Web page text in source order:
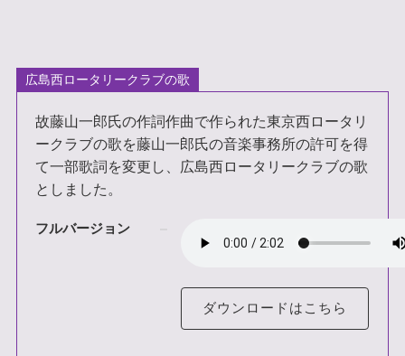
広島西ロータリークラブの歌
故藤山一郎氏の作詞作曲で作られた東京西ロータリ
ークラブの歌を藤山一郎氏の音楽事務所の許可を得
て一部歌詞を変更し、広島西ロータリークラブの歌
としました。
フルバージョン
ダウンロードはこちら